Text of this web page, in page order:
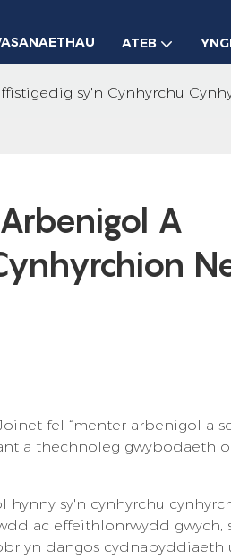
ATEB
sy'n Cynhyrchu
A
fel “menter arbenigol a
a thechnoleg gwybodaeth
hynny sy'n cynhyrchu
ac effeithlonrwydd gwych,
yn dangos cydnabyddiaeth